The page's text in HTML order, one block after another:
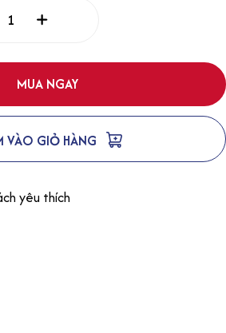
MUA NGAY
VÀO GIỎ HÀNG
yêu thích